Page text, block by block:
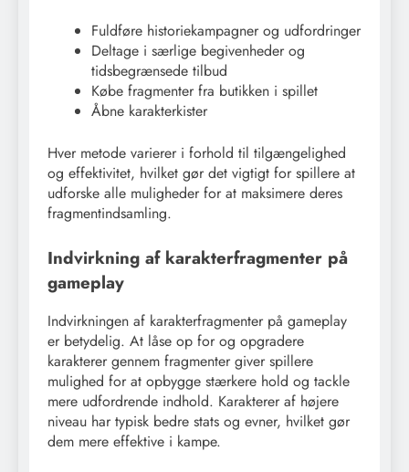
Fuldføre historiekampagner og udfordringer
Deltage i særlige begivenheder og
tidsbegrænsede tilbud
Købe fragmenter fra butikken i spillet
Åbne karakterkister
Hver metode varierer i forhold til tilgængelighed
og effektivitet, hvilket gør det vigtigt for spillere at
udforske alle muligheder for at maksimere deres
fragmentindsamling.
Indvirkning af karakterfragmenter på
gameplay
Indvirkningen af karakterfragmenter på gameplay
er betydelig. At låse op for og opgradere
karakterer gennem fragmenter giver spillere
mulighed for at opbygge stærkere hold og tackle
mere udfordrende indhold. Karakterer af højere
niveau har typisk bedre stats og evner, hvilket gør
dem mere effektive i kampe.